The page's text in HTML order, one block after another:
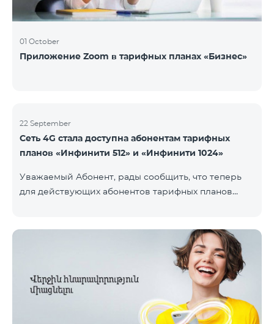
01 October
Приложение Zoom в тарифных планах «Бизнес»
22 September
Сеть 4G стала доступна абонентам тарифных
планов «Инфинити 512» и «Инфинити 1024»
Уважаемый Абонент, рады сообщить, что теперь
для действующих абонентов тарифных планов
совместима с 4G сетью, то необходимо поменять
её на 4G USIM карту. Стоимость смены SIM-карты
200 драм. Совместимость SIM карты и телефона с
сетью 4G можно проверить, набрав запрос *444# с
мобильного телефона. Ограничения скорости
интернет связи действуют согласно условиям